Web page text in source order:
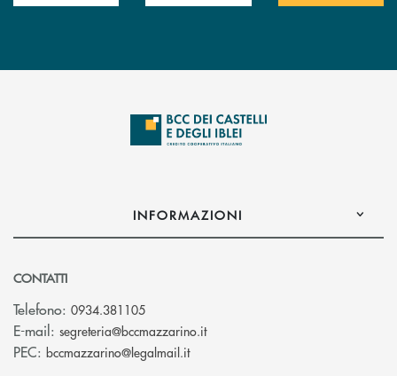
INFORMAZIONI
CONTATTI
Telefono: 0934.381105
E-mail: segreteria@bccmazzarino.it(si apre l’app di posta
PEC: bccmazzarino@legalmail.it(si apre l’app di posta elettronica)